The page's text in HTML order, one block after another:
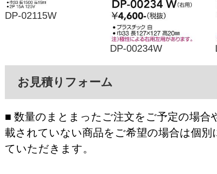
DP-02115W
DP-00234W
お見積りフォーム
■ 数量のまとまったご注文をご予定の場合
載されていない商品をご希望の場合は個別
ていただきます。